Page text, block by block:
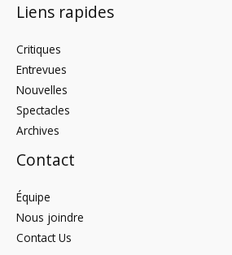
Liens rapides
Critiques
Entrevues
Nouvelles
Spectacles
Archives
Contact
Équipe
Nous joindre
Contact Us